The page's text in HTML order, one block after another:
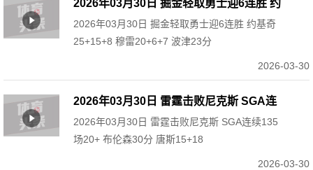
2026年03月30日 掘金轻取勇士迎6连胜 约
基奇25+15+8 穆雷20+6+7 波津23分
2026年03月30日 掘金轻取勇士迎6连胜 约基奇
25+15+8 穆雷20+6+7 波津23分
2026-03-30
2026年03月30日 雷霆击败尼克斯 SGA连
续135场20+ 布伦森30分 唐斯15+18
2026年03月30日 雷霆击败尼克斯 SGA连续135
场20+ 布伦森30分 唐斯15+18
2026-03-30